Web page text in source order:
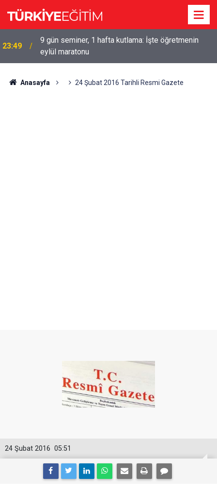
23:49
9 gün seminer, 1 hafta kutlama: İşte öğretmenin
eylül maratonu
Anasayfa 24 Şubat 2016 Tarihli Resmi Gazete
05:51
24 Şubat 2016